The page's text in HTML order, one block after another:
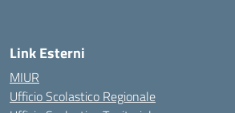
Link Esterni
MIUR
Ufficio Scolastico Regionale